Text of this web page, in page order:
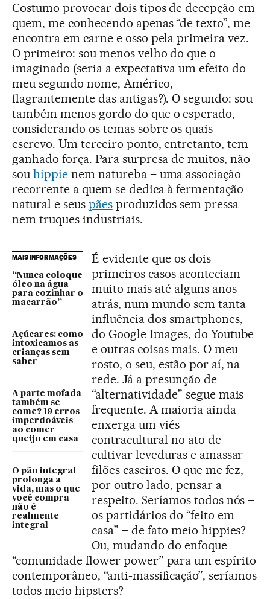
Costumo provocar dois tipos de decepção em
quem, me conhecendo apenas “de texto”, me
encontra em carne e osso pela primeira vez.
O primeiro: sou menos velho do que o
imaginado (seria a expectativa um efeito do
meu segundo nome, Américo,
flagrantemente das antigas?). O segundo: sou
também menos gordo do que o esperado,
considerando os temas sobre os quais
escrevo. Um terceiro ponto, entretanto, tem
ganhado força. Para surpresa de muitos, não
sou hippienem natureba – uma associação
recorrente a quem se dedica à fermentação
natural e seus pãesproduzidos sem pressa
nem truques industriais.
MAIS INFORMAÇÕES
“Nunca coloque
óleo na água
para cozinhar o
macarrão”
Açúcares: como
intoxicamos as
crianças sem
saber
A parte mofada
também se
come? 19 erros
imperdoáveis
ao comer
queijo em casa
O pão integral
prolonga a
vida, mas o que
você compra
não é
realmente
integral
É evidente que os dois
primeiros casos aconteciam
muito mais até alguns anos
atrás, num mundo sem tanta
influência dos smartphones,
do Google Images, do Youtube
e outras coisas mais. O meu
rosto, o seu, estão por aí, na
rede. Já a presunção de
“alternatividade” segue mais
frequente. A maioria ainda
enxerga um viés
contracultural no ato de
cultivar leveduras e amassar
filões caseiros. O que me fez,
por outro lado, pensar a
respeito. Seríamos todos nós –
os partidários do “feito em
casa” – de fato meio hippies?
Ou, mudando do enfoque
“comunidade flower power” para um espírito
contemporâneo, “anti-massificação”, seríamos
todos meio hipsters?